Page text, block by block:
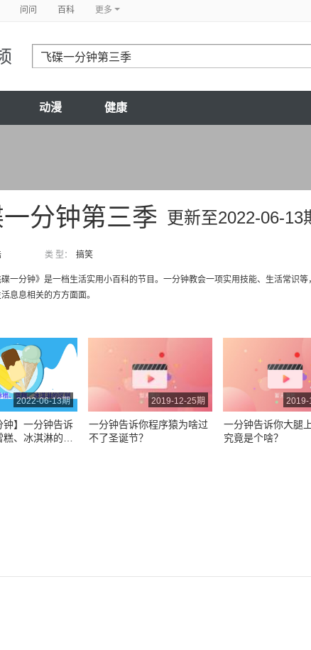
问问 百科 更多
动漫 健康
更新至2022-06-13
分钟第三季
类 型： 搞笑
碟一分钟》是一档生活实用小百科的节目。一分钟教会一项实用技能、生活常识
息息相关的方方面面。
2022-06-13期
钟】一分钟告诉
、冰淇淋的区
2019-12-25期
一分钟告诉你程序猿为啥过
不了圣诞节？
2019-
一分钟告诉你大腿
究竟是个啥？